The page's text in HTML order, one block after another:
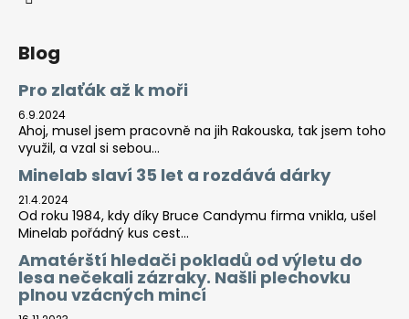
Blog
Pro zlaťák až k moři
6.9.2024
Ahoj, musel jsem pracovně na jih Rakouska, tak jsem toho
využil, a vzal si sebou...
Minelab slaví 35 let a rozdává dárky
21.4.2024
Od roku 1984, kdy díky Bruce Candymu firma vnikla, ušel
Minelab pořádný kus cest...
Amatérští hledači pokladů od výletu do
lesa nečekali zázraky. Našli plechovku
plnou vzácných mincí